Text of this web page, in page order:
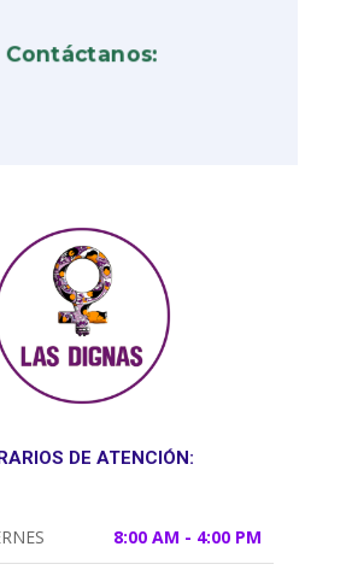
Contáctanos:
DE ATENCIÓN:
8:00 AM - 4:00 PM